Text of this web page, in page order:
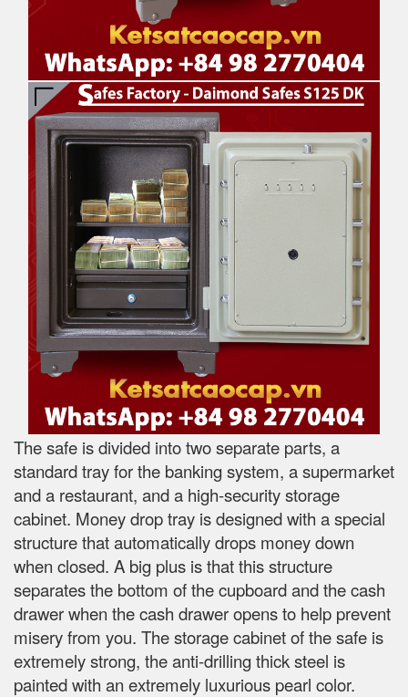
The safe is divided into two separate parts, a
standard tray for the banking system, a supermarket
and a restaurant, and a high-security storage
cabinet. Money drop tray is designed with a special
structure that automatically drops money down
when closed. A big plus is that this structure
separates the bottom of the cupboard and the cash
drawer when the cash drawer opens to help prevent
misery from you. The storage cabinet of the safe is
extremely strong, the anti-drilling thick steel is
painted with an extremely luxurious pearl color.